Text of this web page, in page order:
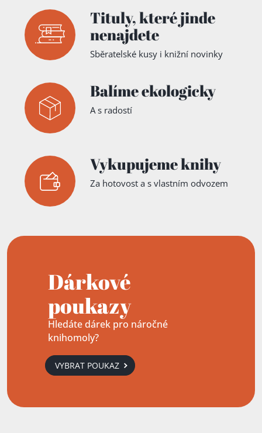
Tituly,které jinde
nenajdete
Sběratelské kusy i knižní novinky
Balíme ekologicky
A s radostí
Vykupujeme knihy
Za hotovost a s vlastním odvozem
Dárkové
poukazy
Hledáte dárek pro náročné
knihomoly?
VYBRAT POUKAZ